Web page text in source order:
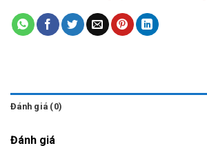
Đánh giá (0)
Đánh giá